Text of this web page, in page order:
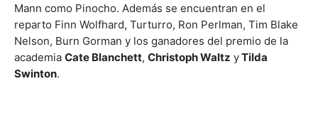
Mann como Pinocho. Además se encuentran en el
reparto Finn Wolfhard, Turturro, Ron Perlman, Tim Blake
Nelson, Burn Gorman y los ganadores del premio de la
academia Cate Blanchett, Christoph Waltz yTilda
Swinton.